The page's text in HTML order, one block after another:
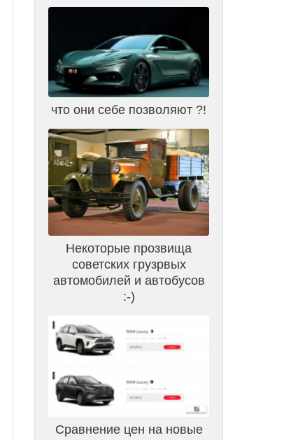
что они себе позволяют ?!
Некоторые прозвища
советских грузрвых
автомобилей и автобусов
:-)
Сравнение цен на новые